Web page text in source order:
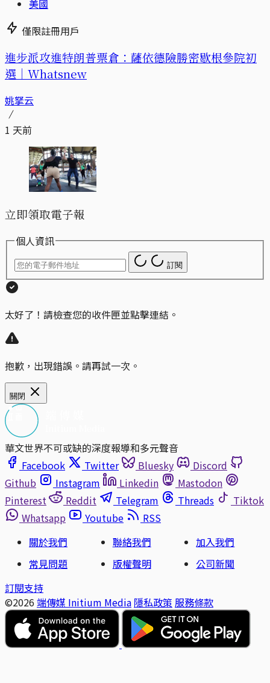
美國
僅限註冊用戶
進步派攻進特朗普票倉：薩依德險勝密歇根參院初
選｜Whatsnew
姚拏云
1 天前
立即領取電子報
個人資訊
訂閱
太好了！請檢查您的收件匣並點擊連結。
抱歉，出現錯誤。請再試一次。
關閉
華文世界不可或缺的深度報導和多元聲音
Facebook
Twitter Bluesky
Discord
Github
Instagram Linkedin
Mastodon
Pinterest
Reddit Telegram Threads
Tiktok
Whatsapp
Youtube
RSS
關於我們
聯絡我們
加入我們
常見問題
版權聲明
公司新聞
訂閱支持
©2026 端傳媒 Initium Media 隱私政策 服務條款